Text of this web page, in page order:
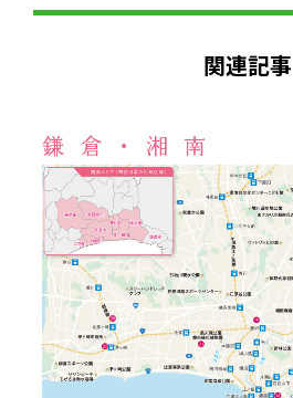
関連記事